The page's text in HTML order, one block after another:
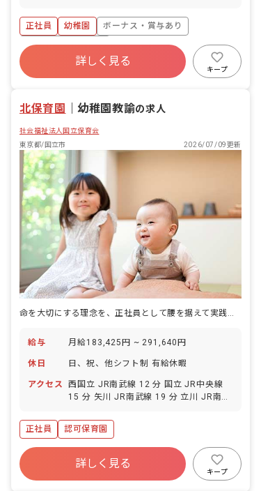
自己手配／電車の交通費内で支給）
正社員 幼稚園
ボーナス・賞与あり
年間休日120日以上
寮・住宅・家賃補助あり
社会保険完備
退職金制度
詳しく見る
キープ
北保育園 ｜幼稚園教諭の求人
社会福祉法人国立保育会
東京都/国立市
2026/07/09更新
命を大切にする理念を、正社員として腰を据えて実践できる保育園です。
給与 月給183,425円 ~ 291,640円
休日 日、祝、他シフト制 有給休暇
アクセス
西国立 JR南武線 12 分 国立 JR中央線
15 分 矢川 JR南武線 19 分 立川 JR南武
正社員
認可保育園
詳しく見る
キープ